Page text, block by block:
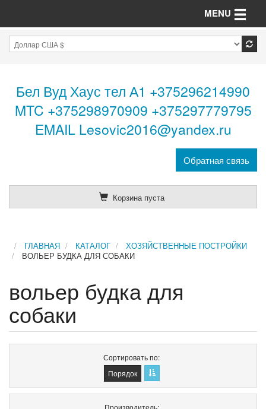
Бел Вуд Хаус тел А1 +375296214990
MTC +375298970909 +375297779795
EMAIL Lesovic2016@yandex.ru
Обратная связь
Корзина пуста
MENU Toggle
ГЛАВНАЯ КАТАЛОГ
ХОЗЯЙСТВЕННЫЕ ПОСТРОЙКИ
ВОЛЬЕР БУДКА ДЛЯ СОБАКИ
вольер будка для
собаки
Сортировать по
Порядок
Производитель: